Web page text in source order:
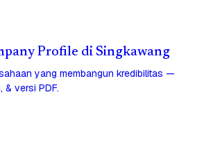
Profile di Singkawang
yang membangun kredibilitas —
versi PDF.